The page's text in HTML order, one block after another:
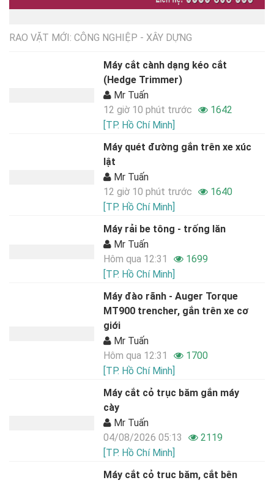
RAO VẶT MỚI: CÔNG NGHIỆP - XÂY DỰNG
Máy cắt cành dạng kéo cắt
(Hedge Trimmer)
Mr Tuấn
12 giờ 10 phút trước
1642
[TP. Hồ Chí Minh]
Máy quét đường gắn trên xe xúc
lật
Mr Tuấn
12 giờ 10 phút trước
1640
[TP. Hồ Chí Minh]
Máy rải be tông - trống lăn
Mr Tuấn
Hôm qua 12:31
1699
[TP. Hồ Chí Minh]
Máy đào rãnh - Auger Torque
MT900 trencher, gắn trên xe cơ
giới
Mr Tuấn
Hôm qua 12:31
1700
[TP. Hồ Chí Minh]
Máy cắt cỏ trục băm gắn máy
cày
Mr Tuấn
04/08/2026 05:13
2119
[TP. Hồ Chí Minh]
Máy cắt cỏ truc băm, cắt bên